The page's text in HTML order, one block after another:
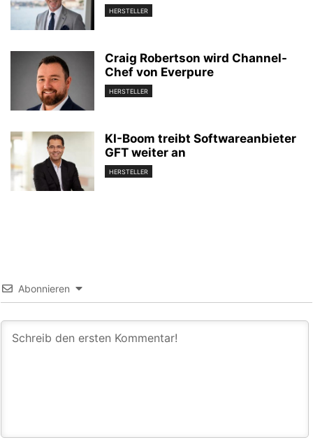
HERSTELLER
Craig Robertson wird Channel-
Chef von Everpure
HERSTELLER
KI-Boom treibt Softwareanbieter
GFT weiter an
HERSTELLER
Abonnieren